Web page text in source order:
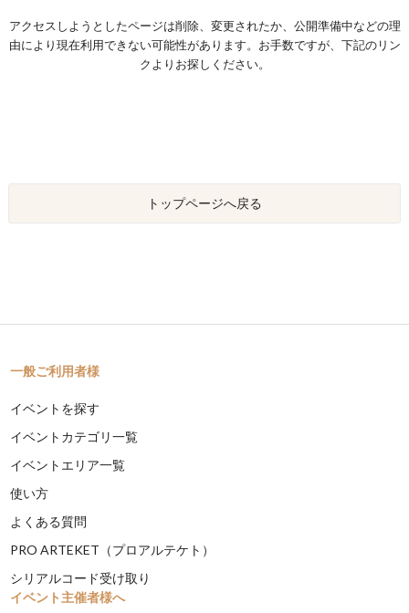
アクセスしようとしたページは削除、変更されたか、公開準備中などの理
由により現在利用できない可能性があります。お手数ですが、下記のリン
クよりお探しください。
トップページへ戻る
一般ご利用者様
イベントを探す
イベントカテゴリ一覧
イベントエリア一覧
使い方
よくある質問
PRO ARTEKET（プロアルテケト）
シリアルコード受け取り
イベント主催者様へ